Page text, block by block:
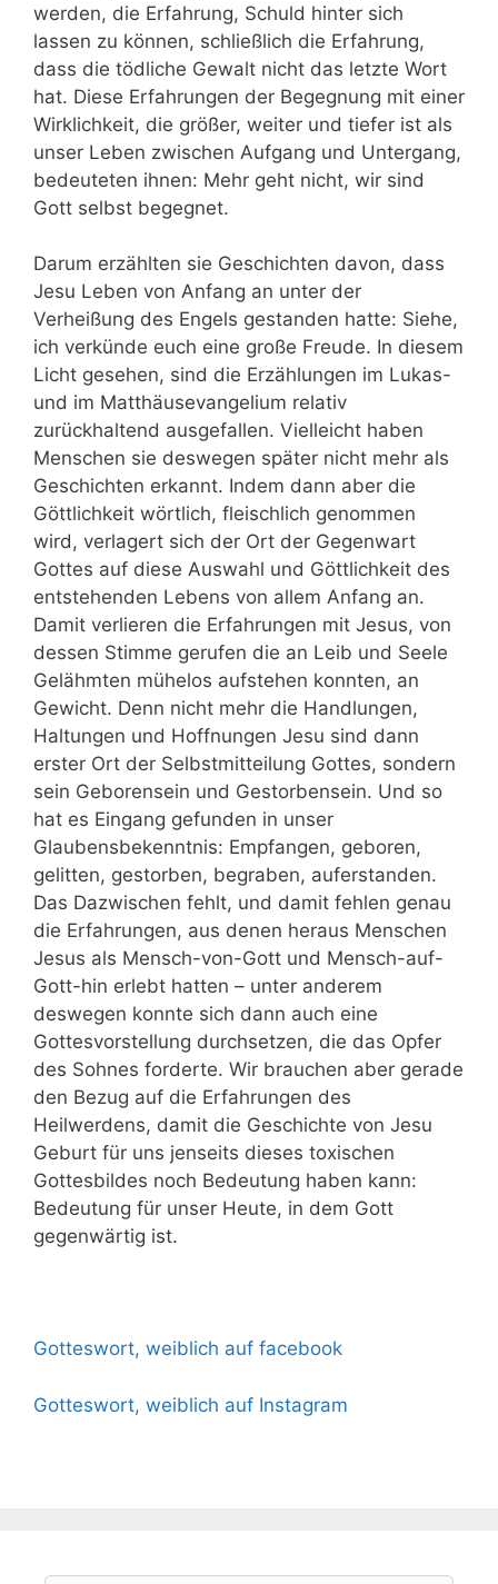
werden, die Erfahrung, Schuld hinter sich
lassen zu können, schließlich die Erfahrung,
dass die tödliche Gewalt nicht das letzte Wort
hat. Diese Erfahrungen der Begegnung mit einer
Wirklichkeit, die größer, weiter und tiefer ist als
unser Leben zwischen Aufgang und Untergang,
bedeuteten ihnen: Mehr geht nicht, wir sind
Gott selbst begegnet.
Darum erzählten sie Geschichten davon, dass
Jesu Leben von Anfang an unter der
Verheißung des Engels gestanden hatte: Siehe,
ich verkünde euch eine große Freude. In diesem
Licht gesehen, sind die Erzählungen im Lukas-
und im Matthäusevangelium relativ
zurückhaltend ausgefallen. Vielleicht haben
Menschen sie deswegen später nicht mehr als
Geschichten erkannt. Indem dann aber die
Göttlichkeit wörtlich, fleischlich genommen
wird, verlagert sich der Ort der Gegenwart
Gottes auf diese Auswahl und Göttlichkeit des
entstehenden Lebens von allem Anfang an.
Damit verlieren die Erfahrungen mit Jesus, von
dessen Stimme gerufen die an Leib und Seele
Gelähmten mühelos aufstehen konnten, an
Gewicht. Denn nicht mehr die Handlungen,
Haltungen und Hoffnungen Jesu sind dann
erster Ort der Selbstmitteilung Gottes, sondern
sein Geborensein und Gestorbensein. Und so
hat es Eingang gefunden in unser
Glaubensbekenntnis: Empfangen, geboren,
gelitten, gestorben, begraben, auferstanden.
Das Dazwischen fehlt, und damit fehlen genau
die Erfahrungen, aus denen heraus Menschen
Jesus als Mensch-von-Gott und Mensch-auf-
Gott-hin erlebt hatten – unter anderem
deswegen konnte sich dann auch eine
Gottesvorstellung durchsetzen, die das Opfer
des Sohnes forderte. Wir brauchen aber gerade
den Bezug auf die Erfahrungen des
Heilwerdens, damit die Geschichte von Jesu
Geburt für uns jenseits dieses toxischen
Gottesbildes noch Bedeutung haben kann:
Bedeutung für unser Heute, in dem Gott
gegenwärtig ist.
Gotteswort, weiblich auf facebook
Gotteswort, weiblich auf Instagram